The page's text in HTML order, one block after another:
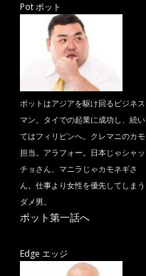
Pot ポット
ポットはアジアを駆け回るビジネス
マン。タイでの起業に成功し、続い
てはフィリピンへ。クレマニのカモ
担当。アラフォー。日本じゃシャッ
チョさん、マニラじゃカモネギさ
ん。仕事より女性を優先してしまう
ダメ男。
ポット第一話へ
Edge エッジ